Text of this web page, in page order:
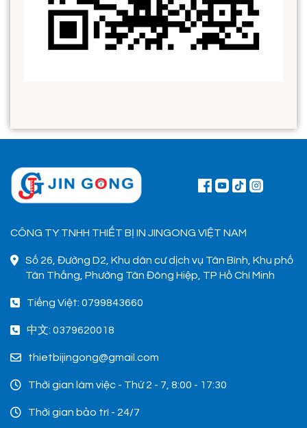
CÔNG TY TNHH THIẾT BỊ IN JINGONG VIỆT NAM
Số 26, Đường D2, Khu dân cư dịch vụ Tân Bình, Khu phố
Tân Thắng, Phường Tân Đông Hiệp, TP Hồ Chí Minh
Tiếng Việt: 0799843660
中文: 0379620018
thietbijingong@gmail.com
Thời gian làm việc - Thứ 2 - 7, 8:00 - 17:30
Thời gian bảo trì - 24/7